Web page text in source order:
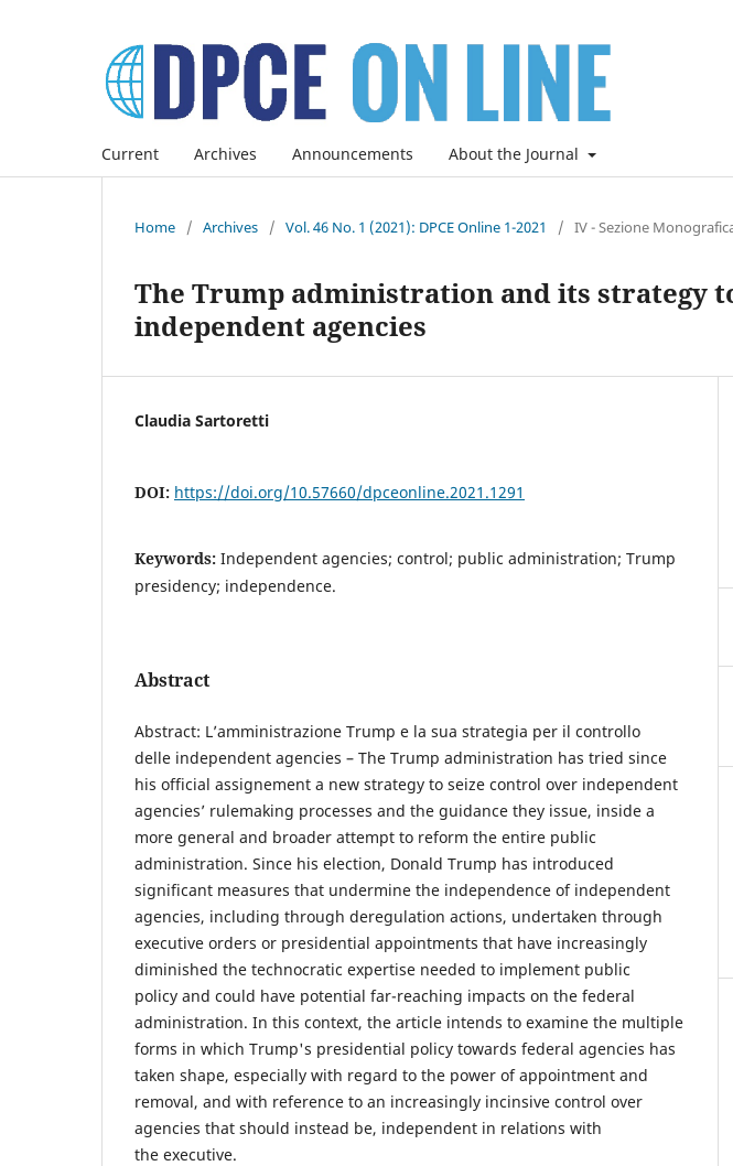
Current Archives Announcements About the Journal
Home / Archives / Vol. 46 No. 1 (2021): DPCE Online 1-2021 / IV - Sezione
The Trump administration and its strategy
independent agencies
Claudia Sartoretti
DOI: https://doi.org/10.57660/dpceonline.2021.1291
Keywords: Independent agencies; control; public administration; Trump
presidency; independence.
Abstract
Abstract: L’amministrazione Trump e la sua strategia per il controllo
delle independent agencies – The Trump administration has tried since
his official assignement a new strategy to seize control over independent
agencies’ rulemaking processes and the guidance they issue, inside a
more general and broader attempt to reform the entire public
administration. Since his election, Donald Trump has introduced
significant measures that undermine the independence of independent
agencies, including through deregulation actions, undertaken through
executive orders or presidential appointments that have increasingly
diminished the technocratic expertise needed to implement public
policy and could have potential far-reaching impacts on the federal
administration. In this context, the article intends to examine the multiple
forms in which Trump's presidential policy towards federal agencies has
taken shape, especially with regard to the power of appointment and
removal, and with reference to an increasingly incinsive control over
agencies that should instead be, independent in relations with
the executive.